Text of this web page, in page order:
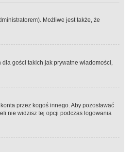
Możliwe jest także, że
gości takich jak prywatne wiadomości,
przez kogoś innego. Aby pozostawać
nie widzisz tej opcji podczas logowania